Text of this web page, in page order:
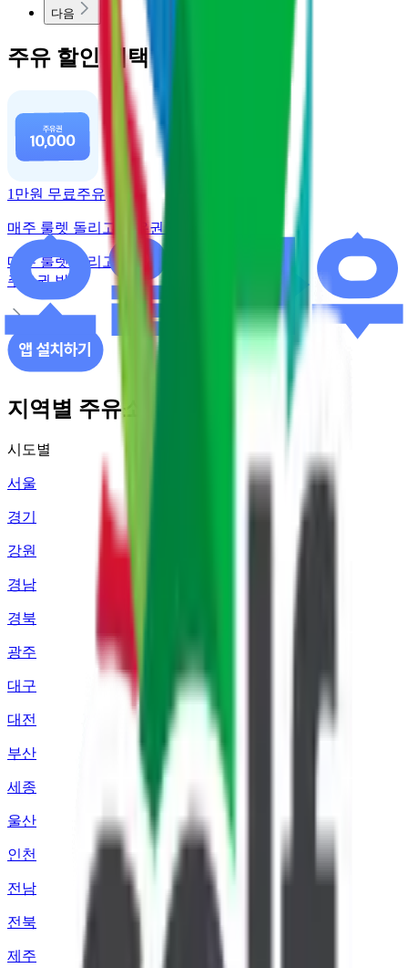
다음
주유 할인 혜택
1만원 무료주유
매주 룰렛 돌리고 주유권 받기
매주 룰렛 돌리고
주유권 받기
지역별 주유소 가격 정보
시도별
서울
경기
강원
경남
경북
광주
대구
대전
부산
세종
울산
인천
전남
전북
제주